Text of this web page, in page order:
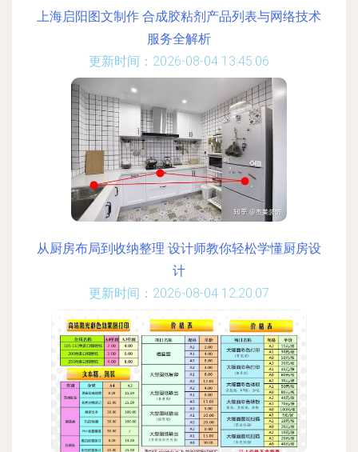
上海启阳图文制作 合成胶粘剂产品列表与网络技术
服务全解析
更新时间：2026-08-04 13:45:06
从厨房布局到收纳整理 设计师教你轻松学懂厨房设
计
更新时间：2026-08-04 12:20:07